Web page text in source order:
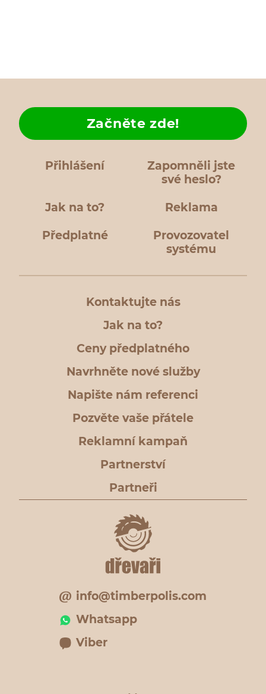
Přihlášení
Zapomněli jste
své heslo?
Jak na to?
Začněte zde!
Reklama
Předplatné
Provozovatel
systému
Kontaktujte nás
Jak na to?
Ceny předplatného
Navrhněte nové služby
Napište nám referenci
Pozvěte vaše přátele
Reklamní kampaň
Partnerství
Partneři
info@timberpolis.com
Whatsapp
Viber